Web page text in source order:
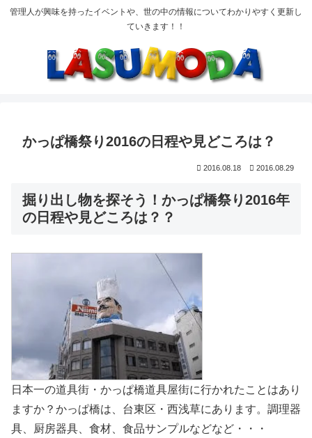
管理人が興味を持ったイベントや、世の中の情報についてわかりやすく更新し
ていきます！！
かっぱ橋祭り2016の日程や見どころは？
2016.08.18 2016.08.29
掘り出し物を探そう！かっぱ橋祭り2016年
の日程や見どころは？？
日本一の道具街・かっぱ橋道具屋街に行かれたことはあり
ますか？かっぱ橋は、台東区・西浅草にあります。調理器
具、厨房器具、食材、食品サンプルなどなど・・・